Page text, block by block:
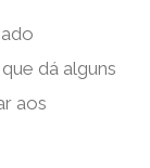
dá alguns
aos